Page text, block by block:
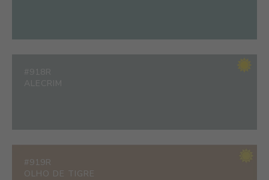
#919R
OLHO DE TIGRE